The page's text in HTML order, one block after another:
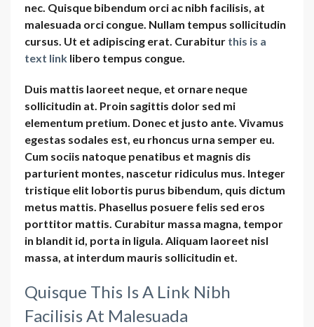
nec. Quisque bibendum orci ac nibh facilisis, at
malesuada orci congue. Nullam tempus sollicitudin
cursus. Ut et adipiscing erat. Curabitur this is a
text link libero tempus congue.
Duis mattis laoreet neque, et ornare neque
sollicitudin at. Proin sagittis dolor sed mi
elementum pretium. Donec et justo ante. Vivamus
egestas sodales est, eu rhoncus urna semper eu.
Cum sociis natoque penatibus et magnis dis
parturient montes, nascetur ridiculus mus. Integer
tristique elit lobortis purus bibendum, quis dictum
metus mattis. Phasellus posuere felis sed eros
porttitor mattis. Curabitur massa magna, tempor
in blandit id, porta in ligula. Aliquam laoreet nisl
massa, at interdum mauris sollicitudin et.
Quisque This Is A Link Nibh
Facilisis At Malesuada